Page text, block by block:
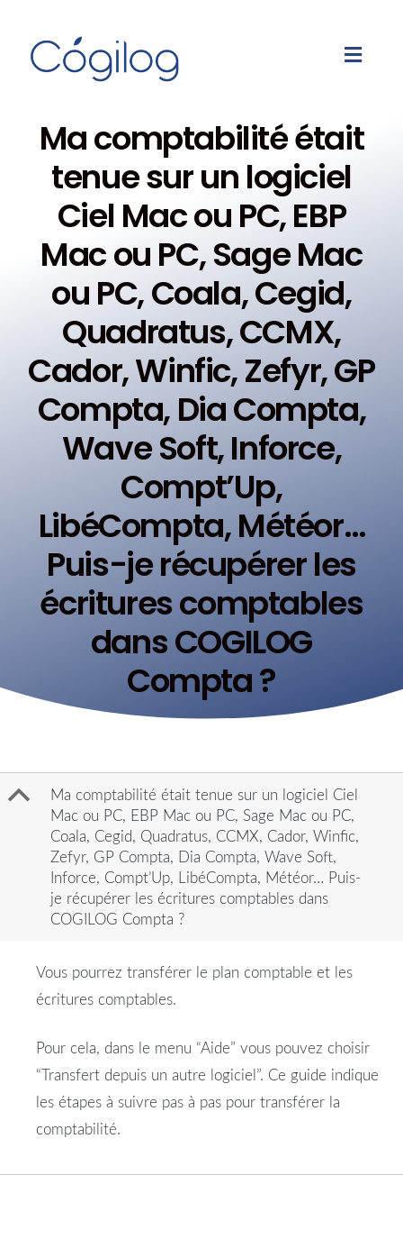
Ma comptabilité était
tenue sur un logiciel
Ciel Mac ou PC, EBP
Mac ou PC, Sage Mac
ou PC, Coala, Cegid,
Quadratus, CCMX,
Cador, Winfic, Zefyr, GP
Compta, Dia Compta,
Wave Soft, Inforce,
Compt’Up,
LibéCompta, Météor…
Puis-je récupérer les
écritures comptables
dans COGILOG
Compta ?
B
Ma comptabilité était tenue sur un logiciel Ciel
Mac ou PC, EBP Mac ou PC, Sage Mac ou PC,
Coala, Cegid, Quadratus, CCMX, Cador, Winfic,
Zefyr, GP Compta, Dia Compta, Wave Soft,
Inforce, Compt’Up, LibéCompta, Météor… Puis-
je récupérer les écritures comptables dans
COGILOG Compta ?
Vous pourrez transférer le plan comptable et les
écritures comptables.
Pour cela, dans le menu “Aide” vous pouvez choisir
“Transfert depuis un autre logiciel”. Ce guide indique
les étapes à suivre pas à pas pour transférer la
comptabilité.